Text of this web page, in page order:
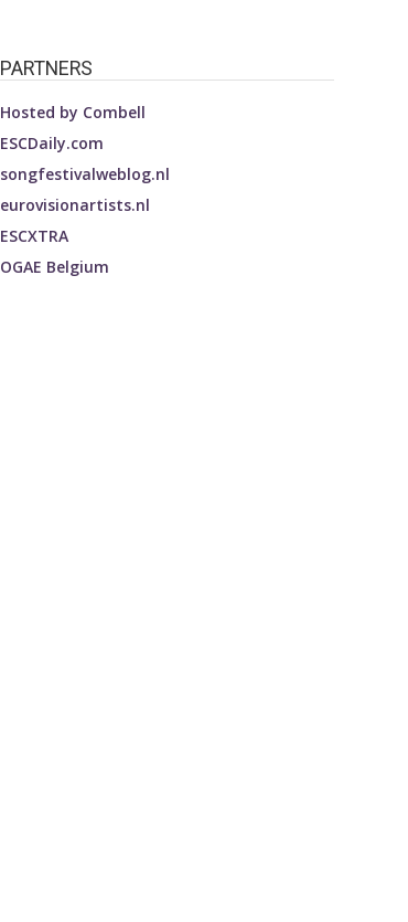
PARTNERS
Hosted by Combell
ESCDaily.com
songfestivalweblog.nl
eurovisionartists.nl
ESCXTRA
OGAE Belgium